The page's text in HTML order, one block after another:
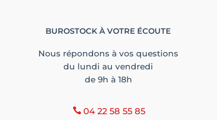
BUROSTOCK À VOTRE ÉCOUTE
Nous répondons à vos questions
du lundi au vendredi
de 9h à 18h
04 22 58 55 85